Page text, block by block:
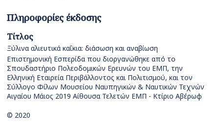
Πληροφορίες έκδοσης
Τίτλος
Ξύλινα αλιευτικά καΐκια: διάσωση και αναβίωση
Επιστημονική Εσπερίδα που διοργανώθηκε από το
Σπουδαστήριο Πολεοδομικών Ερευνών του ΕΜΠ, την
Ελληνική Εταιρεία Περιβάλλοντος και Πολιτισμού, και τον
Σύλλογο Φίλων Μουσείου Ναυπηγικών & Ναυτικών Τεχνών
Αιγαίου Μάιος 2019 Αίθουσα Τελετών ΕΜΠ - Κτίριο Αβέρωφ
© 2020